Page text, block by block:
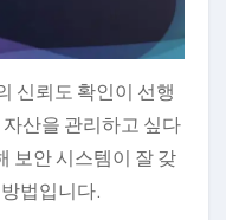
신뢰도 확인이 선행
산을 관리하고 싶다
보안 시스템이 잘 갖
법입니다.